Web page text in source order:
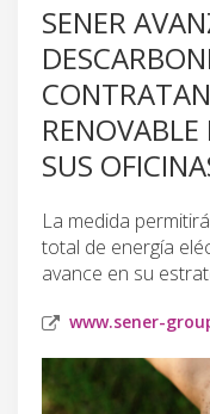
SENER
SUS
La medida
total de energía
avance en su
www.sener-